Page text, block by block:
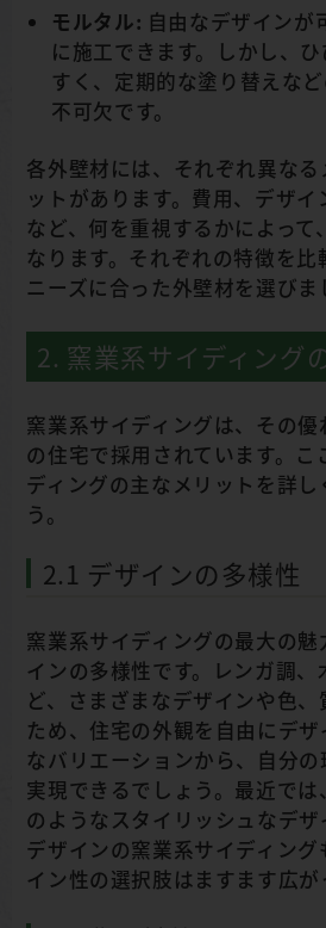
モルタル: 自由なデザインが
に施工できます。しかし、
すく、定期的な塗り替えな
不可欠です。
各外壁材には、それぞれ異なる
ットがあります。費用、デザ
など、何を重視するかによって
なります。それぞれの特徴を
ニーズに合った外壁材を選びま
2. 窯業系サイディング
窯業系サイディングは、その優
の住宅で採用されています。こ
ディングの主なメリットを詳し
う。
2.1 デザインの多様性
窯業系サイディングの最大の
インの多様性です。レンガ調
ど、さまざまなデザインや色
ため、住宅の外観を自由にデ
なバリエーションから、自分
実現できるでしょう。最近で
のようなスタイリッシュなデ
デザインの窯業系サイディング
イン性の選択肢はますます広が